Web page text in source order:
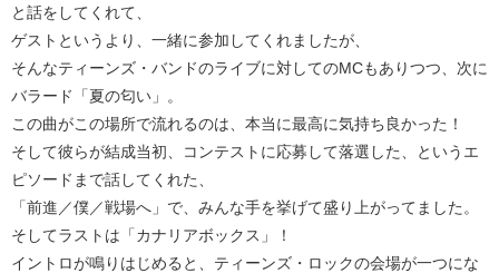
と話をしてくれて、
ゲストというより、一緒に参加してくれましたが、
そんなティーンズ・バンドのライブに対してのMCもありつつ、次に
バラード「夏の匂い」。
この曲がこの場所で流れるのは、本当に最高に気持ち良かった！
そして彼らが結成当初、コンテストに応募して落選した、というエ
ピソードまで話してくれた、
「前進／僕／戦場へ」で、みんな手を挙げて盛り上がってました。
そしてラストは「カナリアボックス」！
イントロが鳴りはじめると、ティーンズ・ロックの会場が一つにな